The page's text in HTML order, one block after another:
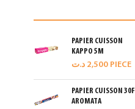
PAPIER CUISSON
KAPPO 5M
2,500 د.ت PIECE
PAPIER CUISSON 30F
AROMATA